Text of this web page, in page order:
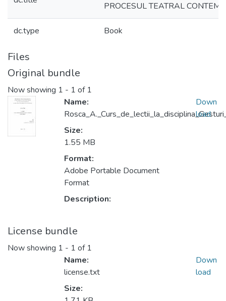
PROCESUL TEATRAL
dc.type Book
Files
Original bundle
Now showing 1 - 1 of 1
Name:
Size:
1.55 MB
Format:
Adobe Portable Document
Format
Description:
Down
load
License bundle
Now showing 1 - 1 of 1
Name:
license.txt
Size:
Down
load